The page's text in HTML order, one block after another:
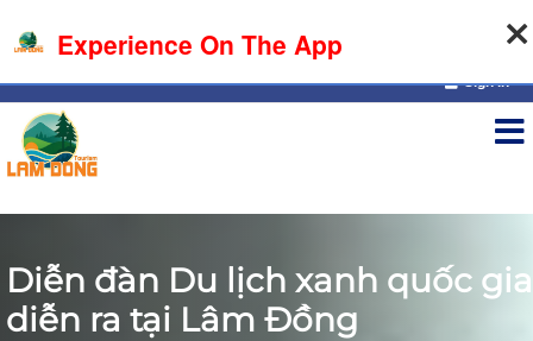
08-08-2026, 08:45:22
Sign in
Diễn đàn Du lịch xanh quốc gia
diễn ra tại Lâm Đồng
Experience On The App